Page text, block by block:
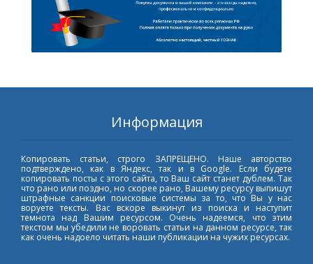
Информация
Копировать статьи, строго ЗАПРЕЩЕНО. Наше авторство
подтверждено, как в Яндекс, так и в Google. Если будете
копировать посты с этого сайта, то Ваш сайт станет дублем. Так
что рано или поздно, но скорее рано, Вашему ресурсу выпишут
штрафные санкции поисковые системы за то, что Вы у нас
воруете тексты. Вас вскоре выкинут из поиска и наступит
темнота над Вашим ресурсом. Очень надеемся, что этим
текстом мы убедили не воровать статьи на данном ресурсе, так
как очень надоело читать наши публикации на чужих ресурсах.